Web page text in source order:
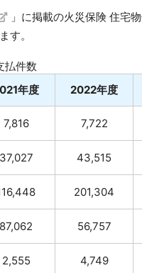
」に掲載の火災保険 住宅
す。
払件数
年度 2022年度
7,816 7,722
37,027 43,515
201,304
87,062 56,757
2,555 4,749